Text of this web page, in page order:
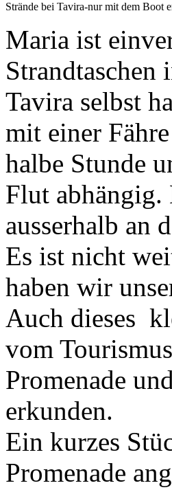
Strände bei Tavira-nur mit dem Boot
Maria ist
Strandtaschen
Tavira selbst
mit einer
halbe Stunde
Flut abhängig.
ausserhalb an
Es ist nicht
haben wir
Auch dieses
vom
Promenade
erkunden.
Ein kurzes
Promenade